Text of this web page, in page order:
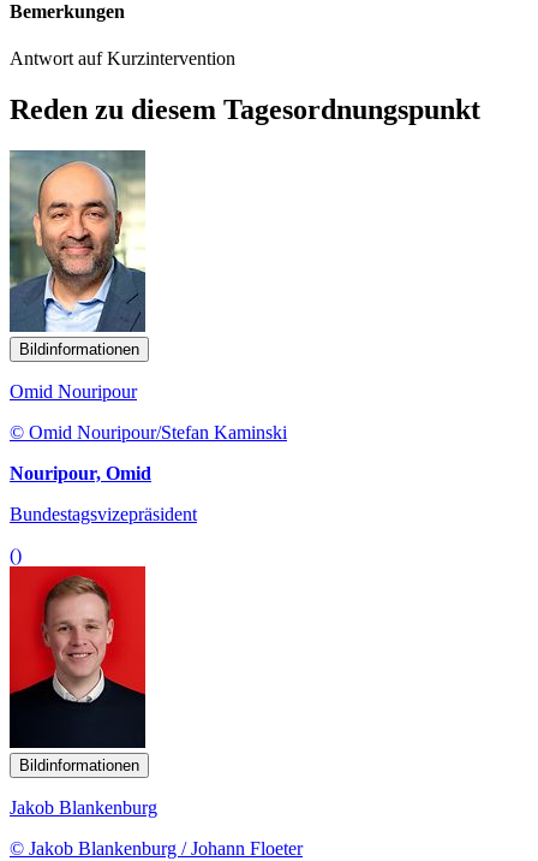
Bemerkungen
Antwort auf Kurzintervention
Reden zu diesem Tagesordnungspunkt
Bildinformationen
Omid Nouripour
© Omid Nouripour/Stefan Kaminski
Nouripour, Omid
Bundestagsvizepräsident
()
Bildinformationen
Jakob Blankenburg
© Jakob Blankenburg / Johann Floeter